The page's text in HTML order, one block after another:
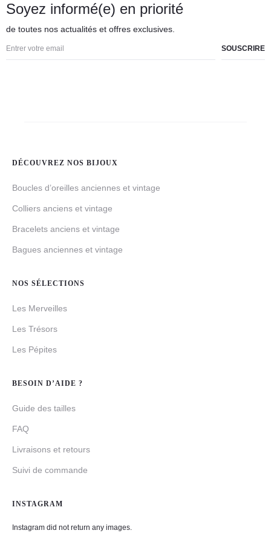
Soyez informé(e) en priorité
de toutes nos actualités et offres exclusives.
DÉCOUVREZ NOS BIJOUX
Boucles d’oreilles anciennes et vintage
Colliers anciens et vintage
Bracelets anciens et vintage
Bagues anciennes et vintage
NOS SÉLECTIONS
Les Merveilles
Les Trésors
Les Pépites
BESOIN D’AIDE ?
Guide des tailles
FAQ
Livraisons et retours
Suivi de commande
INSTAGRAM
Instagram did not return any images.